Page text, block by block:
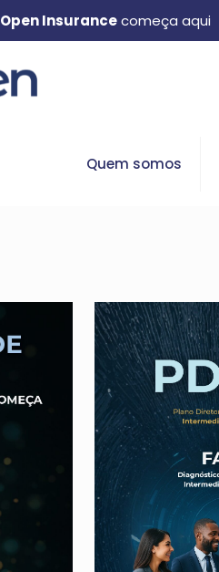
Open Insurancecomeça aqui
Quem somos